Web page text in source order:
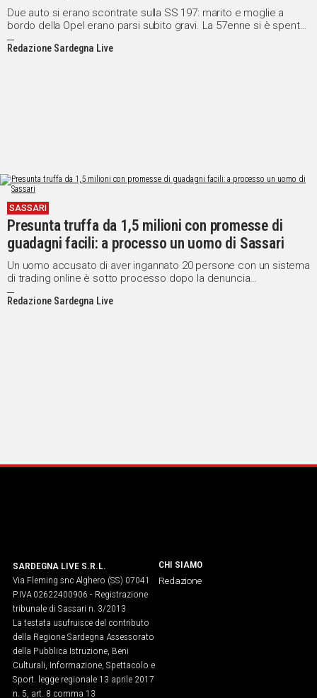
Due auto si erano scontrate sulla SS 197: marito e moglie a
bordo della Opel erano parsi subito gravi. La 57enne si è spenta
oggi in ospedale
Redazione Sardegna Live
SASSARI
Presunta truffa da 1,5 milioni con promesse di
guadagni facili: a processo un uomo di Sassari
Un uomo accusato di aver ingannato 20 persone con un sistema
di trading online è sotto processo dopo la denuncia
dell'Associazione vittime di truffe finanziarie internazionali
Redazione Sardegna Live
SARDEGNA LIVE S.R.L.
Via Fleming snc Alghero (SS) 07041
P.IVA 02622400906 - Registrazione
tribunale di Sassari n. 3/2013
La testata usufruisce del contributo
della Regione Sardegna Assessorato
della Pubblica Istruzione, Beni
Culturali, Informazione, Spettacolo e
Sport. legge regionale 13 aprile 2017
n. 5, art. 8 comma 13
CHI SIAMO
Redazione